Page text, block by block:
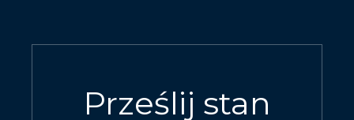
Prześlij stan